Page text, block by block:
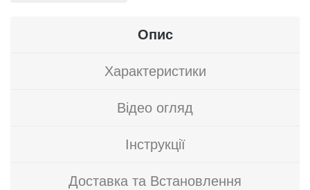
Опис
Характеристики
Відео огляд
Інструкції
Доставка та Встановлення